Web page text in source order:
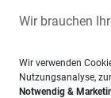
Bauamt
Wir brauchen
Wir verwenden
Nutzungsanalyse,
Notwendig &